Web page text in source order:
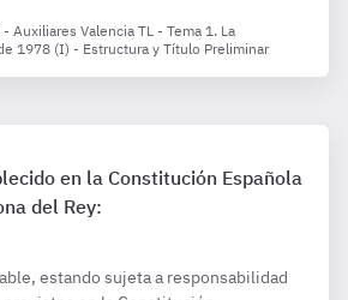
Auxiliares Valencia TL - Tema 1. La
1978 (I) - Estructura y Título Preliminar
en la Constitución Española
del Rey:
estando sujeta a responsabilidad